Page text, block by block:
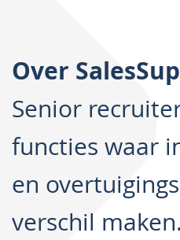
Over
Senior
functies waar
en
verschil maken.